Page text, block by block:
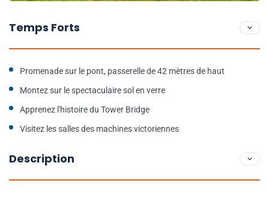
Temps Forts
Promenade sur le pont, passerelle de 42 mètres de haut
Montez sur le spectaculaire sol en verre
Apprenez l'histoire du Tower Bridge
Visitez les salles des machines victoriennes
Description